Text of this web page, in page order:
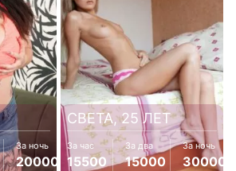
За ночь
20000
СВЕТА, 25 ЛЕТ
За час
15500
За два
15000
За ночь
30000